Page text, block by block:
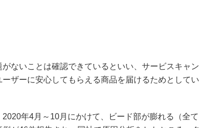
ないことは確認できているといい、サービスキャン
ザーに安心してもらえる商品を届けるためとしてい
年4月～10月にかけて、ビード部が膨れる（全て